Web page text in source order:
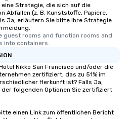
experience, we can
an evening helicopter
Memorable
experienced, and all
remember. Our one-
are special, from the
will reminisce about
eine Strategie, die sich auf die
Abfällen (z. B. Kunststoffe, Papiere,
Ja, erläutern Sie bitte Ihre Strategie
guest rooms and function rooms and
into containers.
Nikko San Francisco und/oder die
zertifiziert, das zu 51% im
Herkunft ist? Falls Ja,
folgenden Optionen Sie zertifiziert
einen Link zum öffentlichen Bericht